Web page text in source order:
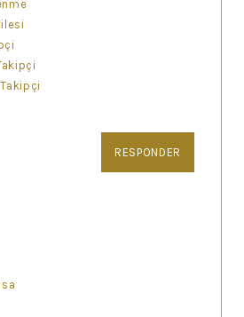
RESPONDER